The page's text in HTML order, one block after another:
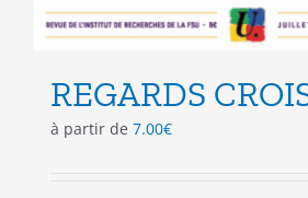
REGARDS
à partir de 7.00€